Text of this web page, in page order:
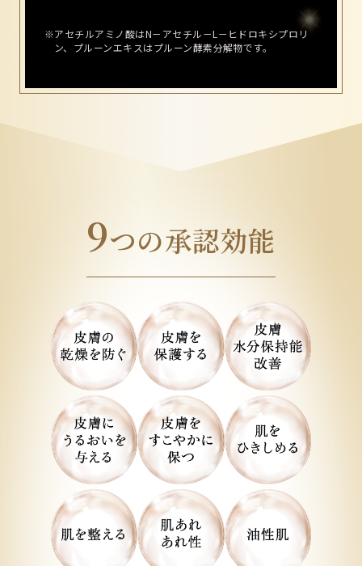
※アセチルアミノ酸はN－アセチル－L－ヒドロキシプロリ
ン、プルーンエキスはプルーン酵素分解物です。
9つの承認効能